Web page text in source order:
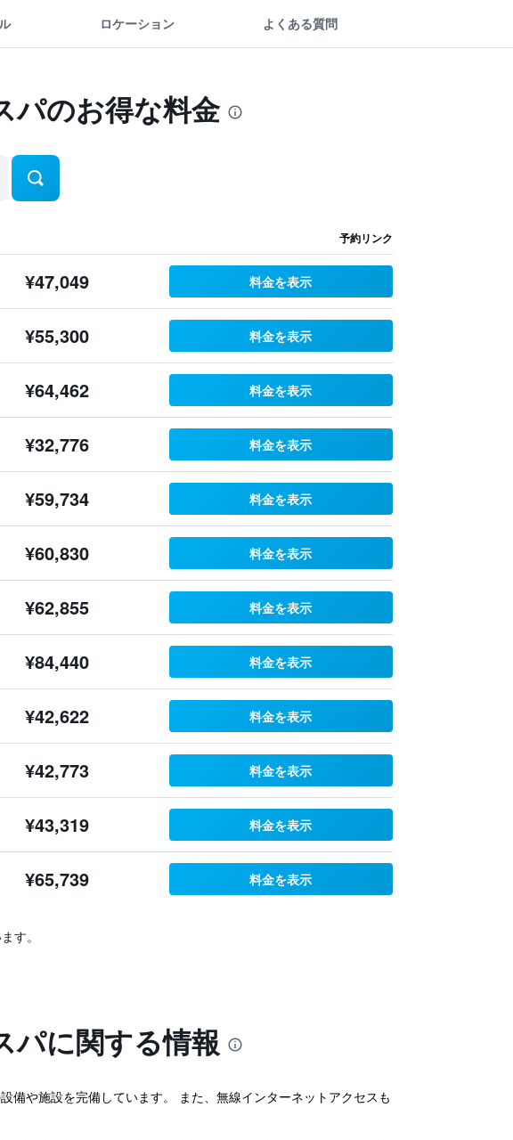
ロケーション よくある質問
パのお得な料金
予約リンク
¥47,049 料金を表示
¥55,300 料金を表示
¥64,462 料金を表示
¥32,776 料金を表示
¥59,734 料金を表示
¥60,830 料金を表示
¥62,855 料金を表示
¥84,440 料金を表示
¥42,622 料金を表示
¥42,773 料金を表示
¥43,319 料金を表示
¥65,739 料金を表示
す。
パに関する情報
備や施設を完備しています。 また、無線インターネットアクセスも